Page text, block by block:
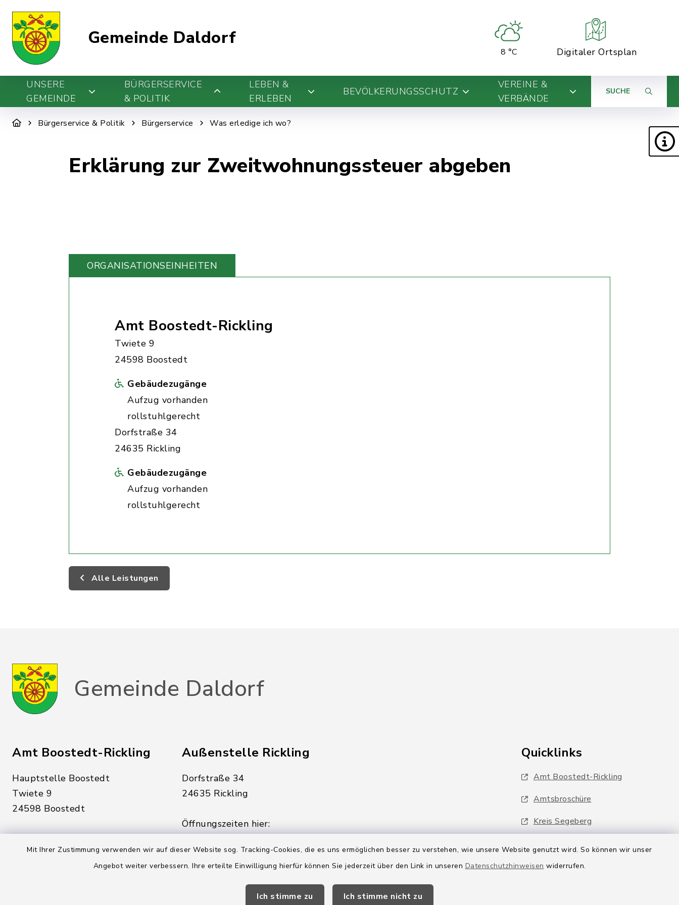
Mit Ihrer Zustimmung verwenden wir auf dieser Website sog. Tracking-Cookies, die es uns ermöglichen besser zu verstehen, wie unsere Website genutzt wird. So können wir unser
Angebot weiter verbessern. Ihre erteilte Einwilligung hierfür können Sie jederzeit über den Link in unseren Datenschutzhinweisen widerrufen.
Ich stimme zu Ich stimme nicht zu
Gemeinde Daldorf
8 °C Digitaler Ortsplan
UNSERE
GEMEINDE
BÜRGERSERVICE
& POLITIK
LEBEN &
ERLEBEN
BEVÖLKERUNGSSCHUTZ
VEREINE &
VERBÄNDE
SUCHE
Bürgerservice & Politik Bürgerservice Was erledige ich wo?
Erklärung zur Zweitwohnungssteuer abgeben
ORGANISATIONS­EINHEITEN
Amt Boostedt-Rickling
Twiete 9
24598 Boostedt
Gebäudezugänge
Aufzug vorhanden
rollstuhlgerecht
Dorfstraße 34
24635 Rickling
Gebäudezugänge
Aufzug vorhanden
rollstuhlgerecht
Alle Leistungen
Gemeinde Daldorf
Amt Boostedt-Rickling
Hauptstelle Boostedt
Twiete 9
24598 Boostedt
Montag, Dienstag, Donnerstag,
Außenstelle Rickling
Dorfstraße 34
24635 Rickling
Öffnungszeiten hier:
Freitag:
08:00 - 12:00 Uhr
sowie zusätzlich am Donnerstag:
Quicklinks
Amt Boostedt-Rickling
Amtsbroschüre
Kreis Segeberg